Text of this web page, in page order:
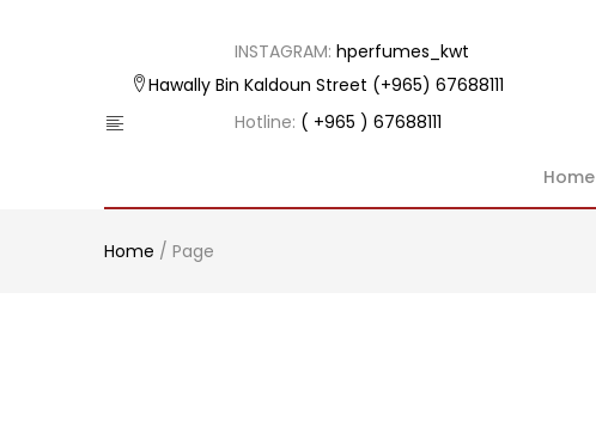
INSTAGRAM: hperfumes_kwt
Hawally Bin Kaldoun Street (+965) 67688111
Hotline: ( +965 ) 67688111
Home
Home / Page